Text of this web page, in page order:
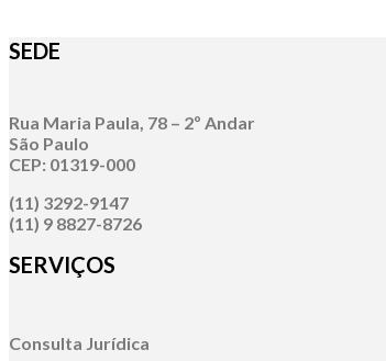
SEDE
Rua Maria Paula, 78 – 2º Andar
São Paulo
CEP: 01319-000
(11) 3292-9147
(11) 9 8827-8726
SERVIÇOS
Consulta Jurídica